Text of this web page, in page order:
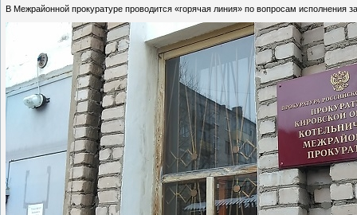
В Межрайонной прокуратуре проводится «горячая линия» по вопросам исполнения